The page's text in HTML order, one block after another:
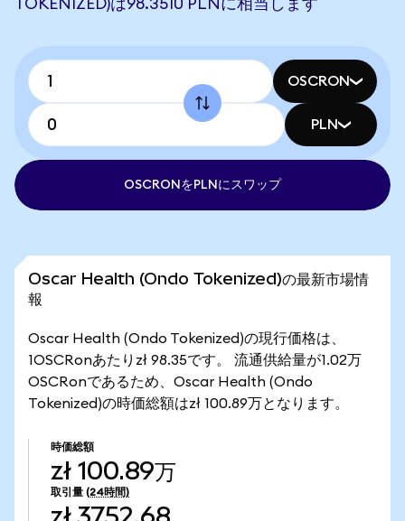
TOKENIZED)は98.3510 PLNに相当します
OSCRON
PLN
OSCRONをPLNにスワップ
Oscar Health (Ondo Tokenized)の最新市場情
報
Oscar Health (Ondo Tokenized)の現行価格は、
1OSCRonあたりzł 98.35です。 流通供給量が1.02万
OSCRonであるため、Oscar Health (Ondo
Tokenized)の時価総額はzł 100.89万となります。
時価総額
zł 100.89万
取引量 (24時間)